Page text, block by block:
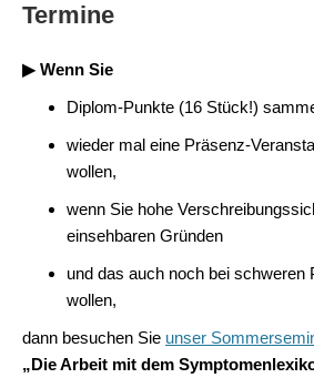
Termine
▶ Wenn Sie
Diplom-Punkte (16 Stück!)
wieder mal eine Präsenz-
wollen,
wenn Sie hohe
einsehbaren Gründen
und das auch noch bei schweren
wollen,
dann besuchen Sie unser
„Die Arbeit mit dem